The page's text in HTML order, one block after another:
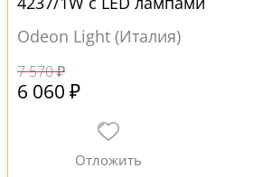
Odeon Light (Италия)
7 570 ₽
6 060 ₽